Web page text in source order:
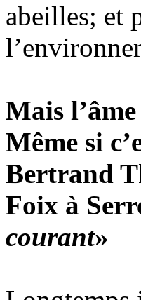
abeilles; et
Mais
Même si
Bertrand
Foix à
courant»